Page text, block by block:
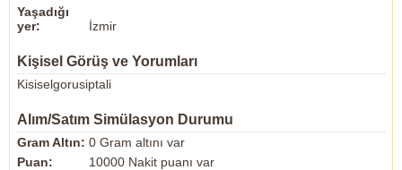
Yaşadığı
yer:
İzmir
Kişisel Görüş ve Yorumları
Kisiselgorusiptali
Alım/Satım Simülasyon Durumu
Gram Altın: 0 Gram altını var
Puan:
10000 Nakit puanı var